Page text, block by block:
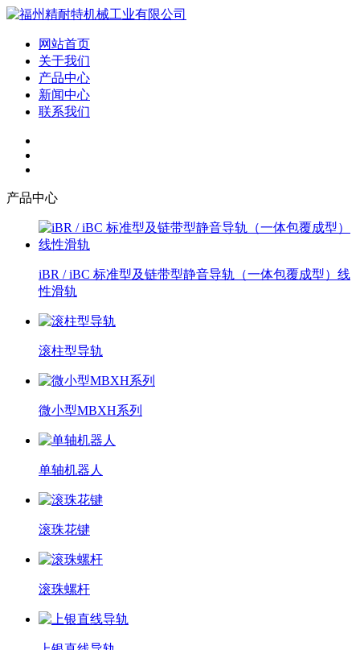
网站首页
关于我们
产品中心
新闻中心
联系我们
产品中心
iBR / iBC 标准型及链带型静音导轨（一体包覆成型）线
性滑轨
滚柱型导轨
微小型MBXH系列
单轴机器人
滚珠花键
滚珠螺杆